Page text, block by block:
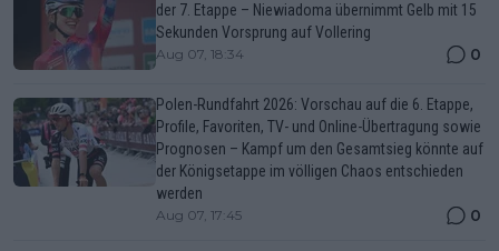
der 7. Etappe – Niewiadoma übernimmt Gelb mit 15
Sekunden Vorsprung auf Vollering
Aug 07, 18:34 0
Polen-Rundfahrt 2026: Vorschau auf die 6. Etappe,
Profile, Favoriten, TV- und Online-Übertragung sowie
Prognosen – Kampf um den Gesamtsieg könnte auf
der Königsetappe im völligen Chaos entschieden
werden
Aug 07, 17:45 0